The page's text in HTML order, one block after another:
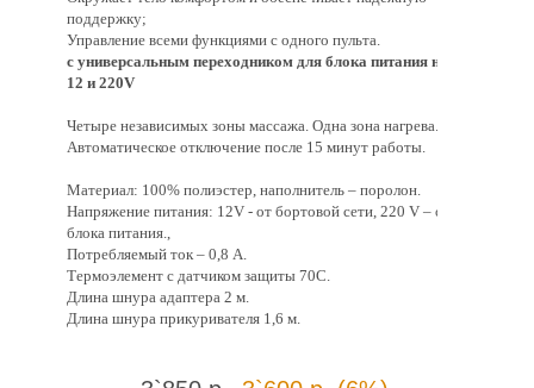
поддержку;
Управление всеми функциями с одного пульта.
с универсальным переходником для блока питания на
12 и 220V
Четыре независимых зоны массажа. Одна зона нагрева.
Автоматическое отключение после 15 минут работы.
Материал: 100% полиэстер, наполнитель – поролон.
Напряжение питания: 12V - от бортовой сети, 220 V – от
блока питания.,
Потребляемый ток – 0,8 А.
Термоэлемент с датчиком защиты 70С.
Длина шнура адаптера 2 м.
Длина шнура прикуривателя 1,6 м.